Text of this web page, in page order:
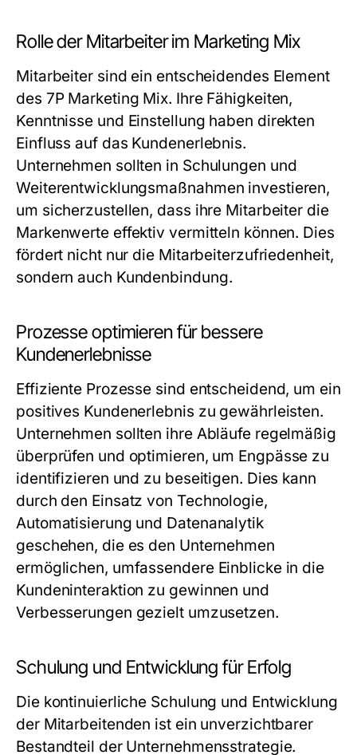
Rolle der Mitarbeiter im Marketing Mix
Mitarbeiter sind ein entscheidendes Element
des 7P Marketing Mix. Ihre Fähigkeiten,
Kenntnisse und Einstellung haben direkten
Einfluss auf das Kundenerlebnis.
Unternehmen sollten in Schulungen und
Weiterentwicklungsmaßnahmen investieren,
um sicherzustellen, dass ihre Mitarbeiter die
Markenwerte effektiv vermitteln können. Dies
fördert nicht nur die Mitarbeiterzufriedenheit,
sondern auch Kundenbindung.
Prozesse optimieren für bessere
Kundenerlebnisse
Effiziente Prozesse sind entscheidend, um ein
positives Kundenerlebnis zu gewährleisten.
Unternehmen sollten ihre Abläufe regelmäßig
überprüfen und optimieren, um Engpässe zu
identifizieren und zu beseitigen. Dies kann
durch den Einsatz von Technologie,
Automatisierung und Datenanalytik
geschehen, die es den Unternehmen
ermöglichen, umfassendere Einblicke in die
Kundeninteraktion zu gewinnen und
Verbesserungen gezielt umzusetzen.
Schulung und Entwicklung für Erfolg
Die kontinuierliche Schulung und Entwicklung
der Mitarbeitenden ist ein unverzichtbarer
Bestandteil der Unternehmensstrategie.